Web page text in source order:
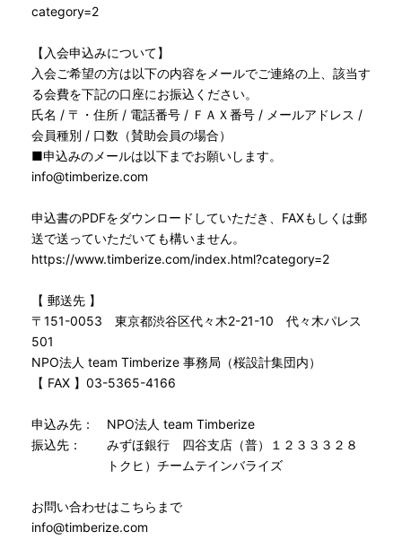
category=2
【入会申込みについて】
入会ご希望の方は以下の内容をメールでご連絡の上、該当す
る会費を下記の口座にお振込ください。
氏名 / 〒・住所 / 電話番号 / ＦＡＸ番号 / メールアドレス /
会員種別 / 口数（賛助会員の場合）
■申込みのメールは以下までお願いします。
info@timberize.com
申込書のPDFをダウンロードしていただき、FAXもしくは郵
送で送っていただいても構いません。
https://www.timberize.com/index.html?category=2
【 郵送先 】
〒151-0053 東京都渋谷区代々木2-21-10 代々木パレス
501
NPO法人 team Timberize 事務局（桜設計集団内）
【 FAX 】03-5365-4166
申込み先： NPO法人 team Timberize
振込先： みずほ銀行 四谷支店（普）１２３３３２８
トクヒ）チームテインバライズ
お問い合わせはこちらまで
info@timberize.com